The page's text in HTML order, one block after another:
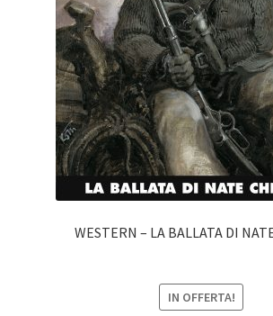
WESTERN – LA BALLATA DI
IN OFFERTA!